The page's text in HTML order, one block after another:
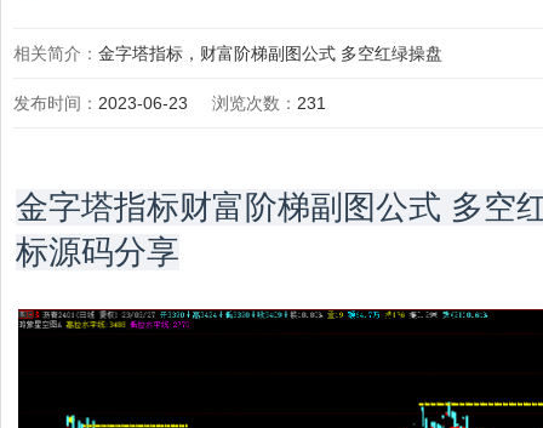
相关简介： 金字塔指标，财富阶梯副图公式 多空红绿操盘
发布时间： 2023-06-23 浏览次数： 231
金字塔指标财富阶梯副图公式 多空
标源码分享